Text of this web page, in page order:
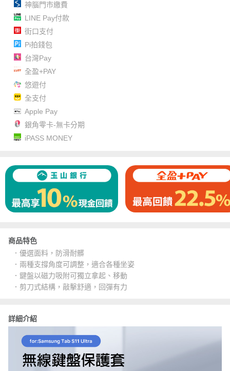
神腦門市繳費
LINE Pay付款
街口支付
Pi拍錢包
台灣Pay
全盈+PAY
悠遊付
全支付
Apple Pay
銀角零卡-無卡分期
iPASS MONEY
商品特色
．優選面料，防滑耐髒
．兩種支撐角度可調整，適合各種坐姿
．鍵盤以磁力吸附可獨立拿起、移動
．剪刀式結構，敲擊舒適，回彈有力
詳細介紹